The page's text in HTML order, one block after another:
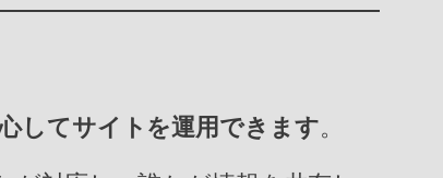
してサイトを運用できます。